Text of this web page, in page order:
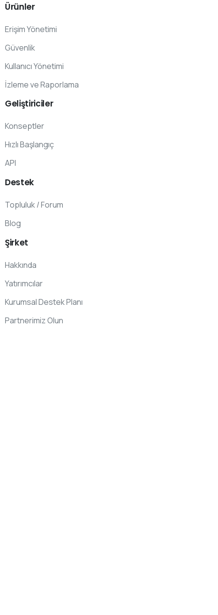
Ürünler
Erişim Yönetimi
Güvenlik
Kullanıcı Yönetimi
İzleme ve Raporlama
Geliştiriciler
Konseptler
Hızlı Başlangıç
API
Destek
Topluluk / Forum
Blog
Şirket
Hakkında
Yatırımcılar
Kurumsal Destek Planı
Partnerimiz Olun